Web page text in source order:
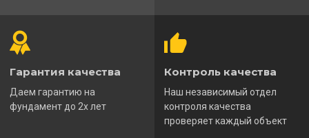
Гарантия качества
Даем гарантию на
фундамент до 2х лет
Контроль качества
Наш независимый отдел
контроля качества
проверяет каждый объект